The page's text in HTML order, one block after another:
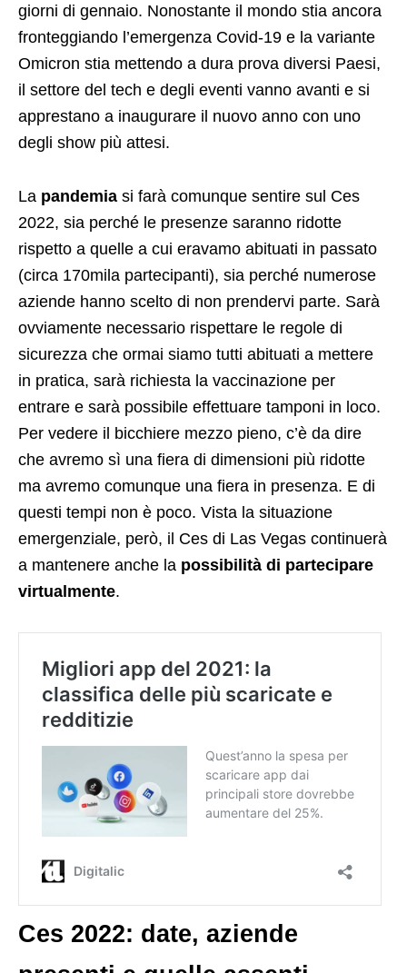
giorni di gennaio. Nonostante il mondo stia ancora
fronteggiando l’emergenza Covid-19 e la variante
Omicron stia mettendo a dura prova diversi Paesi,
il settore del tech e degli eventi vanno avanti e si
apprestano a inaugurare il nuovo anno con uno
degli show più attesi.
La pandemia si farà comunque sentire sul Ces
2022, sia perché le presenze saranno ridotte
rispetto a quelle a cui eravamo abituati in passato
(circa 170mila partecipanti), sia perché numerose
aziende hanno scelto di non prendervi parte. Sarà
ovviamente necessario rispettare le regole di
sicurezza che ormai siamo tutti abituati a mettere
in pratica, sarà richiesta la vaccinazione per
entrare e sarà possibile effettuare tamponi in loco.
Per vedere il bicchiere mezzo pieno, c’è da dire
che avremo sì una fiera di dimensioni più ridotte
ma avremo comunque una fiera in presenza. E di
questi tempi non è poco. Vista la situazione
emergenziale, però, il Ces di Las Vegas continuerà
a mantenere anche la possibilità di partecipare
virtualmente.
Ces 2022: date, aziende